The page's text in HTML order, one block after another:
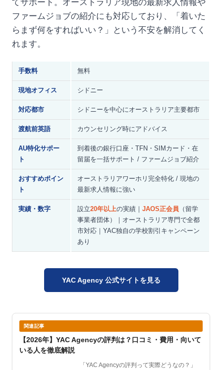
てサポート。オーストラリア現地の最新求人情報や
ファームジョブの紹介にも対応しており、「着いた
らまず何をすればいい？」という不安を解消してく
れます。
手数料 無料
現地オフィス シドニー
対応都市 シドニーを中心にオーストラリア主要都市
渡航前英語 カウンセリング時にアドバイス
AU特化サポー
ト
到着後の銀行口座・TFN・SIMカード・在
留届を一括サポート / ファームジョブ紹介
おすすめポイン
ト
オーストラリアワーホリ完全特化 / 現地の
最新求人情報に強い
実績・数字 設立20年以上の実績｜ JAOS正会員 （留学
事業者団体）｜オーストラリア専門で全都
市対応｜YAC独自の学校割引キャンペーン
あり
YAC Agency 公式サイトを見る
関連記事
【2026年】YAC Agencyの評判は？口コミ・費用・向いて
いる人を徹底解説
「YAC Agencyの評判って実際どうなの？」